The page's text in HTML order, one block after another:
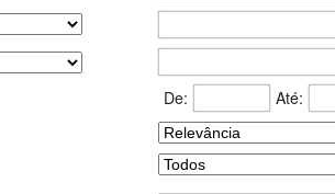
De:
Até: